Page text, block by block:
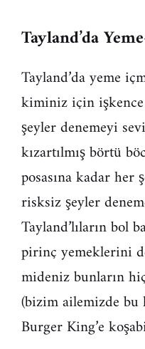
Tayland’da
Tayland’da yeme
kiminiz için
şeyler denemeyi
kızartılmış börtü
posasına kadar her
risksiz şeyler
Tayland’lıların bol
pirinç yemeklerini
mideniz bunların
(bizim ailemizde bu
Burger King’e